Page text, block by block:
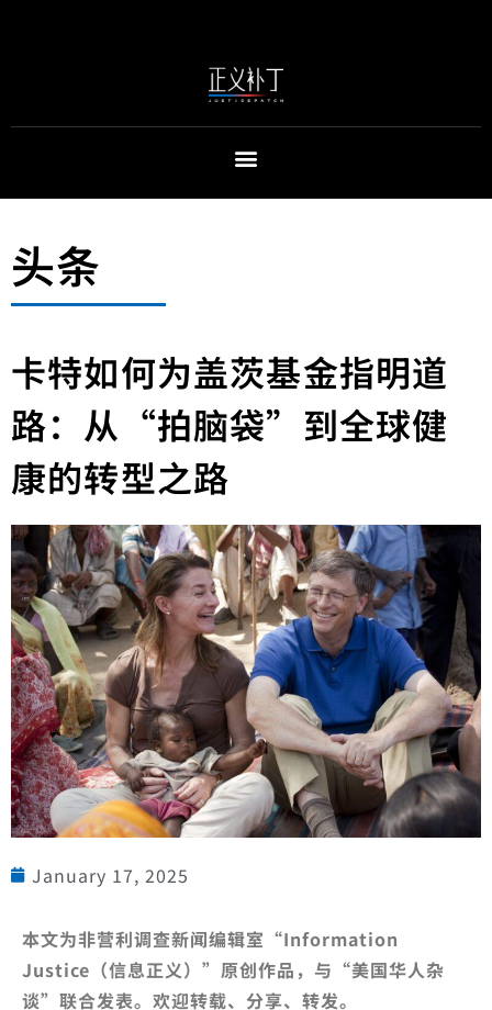
头条
卡特如何为盖茨基金指明道
路：从“拍脑袋”到全球健
康的转型之路
January 17, 2025
本文为非营利调查新闻编辑室“Information
Justice（信息正义）”原创作品，与“美国华人杂
谈”联合发表。欢迎转载、分享、转发。